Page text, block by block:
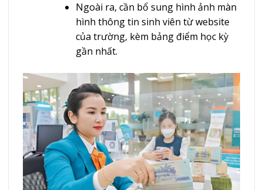
Ngoài ra, cần bổ sung hình ảnh màn
hình thông tin sinh viên từ website
của trường, kèm bảng điểm học kỳ
gần nhất.